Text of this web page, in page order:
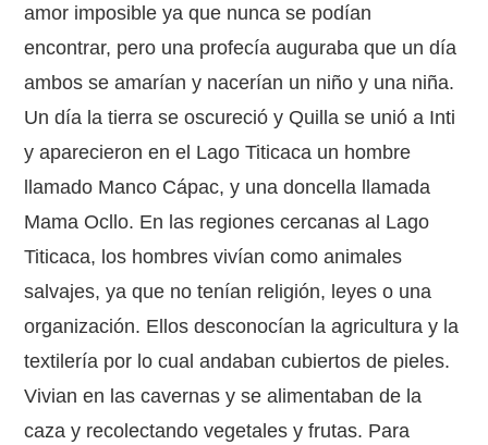
amor imposible ya que nunca se podían
encontrar, pero una profecía auguraba que un día
ambos se amarían y nacerían un niño y una niña.
Un día la tierra se oscureció y Quilla se unió a Inti
y aparecieron en el Lago Titicaca un hombre
llamado Manco Cápac, y una doncella llamada
Mama Ocllo. En las regiones cercanas al Lago
Titicaca, los hombres vivían como animales
salvajes, ya que no tenían religión, leyes o una
organización. Ellos desconocían la agricultura y la
textilería por lo cual andaban cubiertos de pieles.
Vivian en las cavernas y se alimentaban de la
caza y recolectando vegetales y frutas. Para